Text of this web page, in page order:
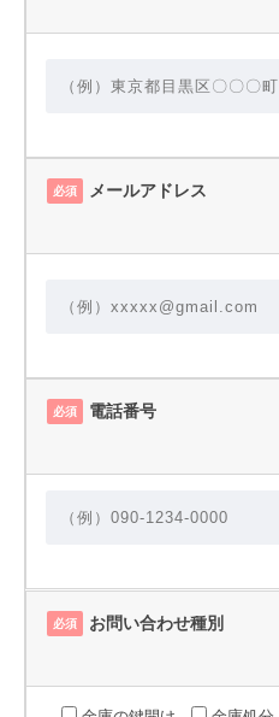
必須 メールアドレス
必須 電話番号
必須 お問い合わせ種別